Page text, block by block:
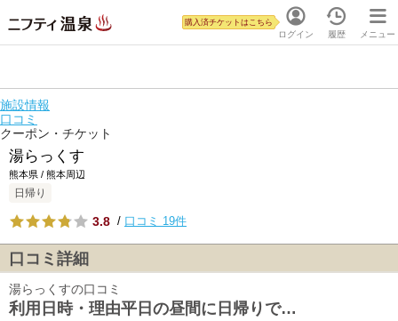
ログイン
購入済チケットはこちら
履歴 メニュー
施設情報
口コミ
クーポン・チケット
湯らっくす
熊本県 / 熊本周辺
日帰り
3.8 / 口コミ 19件
口コミ詳細
湯らっくすの口コミ
利用日時・理由平日の昼間に日帰りで…